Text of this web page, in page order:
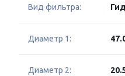
Вид фильтра:
Диаметр 1:
Диаметр 2: